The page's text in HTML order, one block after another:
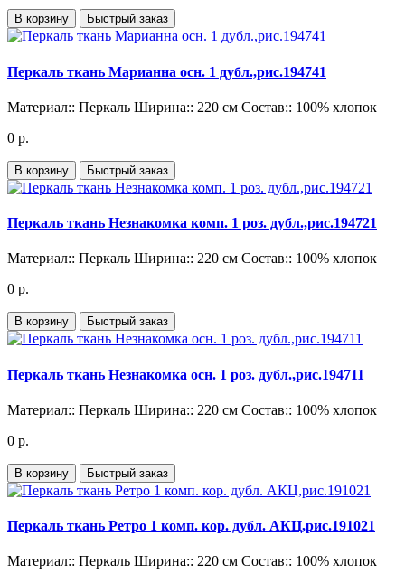
В корзину Быстрый заказ
Перкаль ткань Марианна осн. 1 дубл.,рис.194741
Материал:: Перкаль Ширина:: 220 см Состав:: 100% хлопок
0 р.
В корзину Быстрый заказ
Перкаль ткань Незнакомка комп. 1 роз. дубл.,рис.194721
Материал:: Перкаль Ширина:: 220 см Состав:: 100% хлопок
0 р.
В корзину Быстрый заказ
Перкаль ткань Незнакомка осн. 1 роз. дубл.,рис.194711
Материал:: Перкаль Ширина:: 220 см Состав:: 100% хлопок
0 р.
В корзину Быстрый заказ
Перкаль ткань Ретро 1 комп. кор. дубл. АКЦ,рис.191021
Материал:: Перкаль Ширина:: 220 см Состав:: 100% хлопок